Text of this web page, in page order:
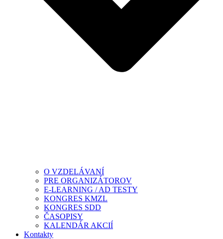
O VZDELÁVANÍ
PRE ORGANIZÁTOROV
E-LEARNING / AD TESTY
KONGRES KMZL
KONGRES SDD
ČASOPISY
KALENDÁR AKCIÍ
Kontakty